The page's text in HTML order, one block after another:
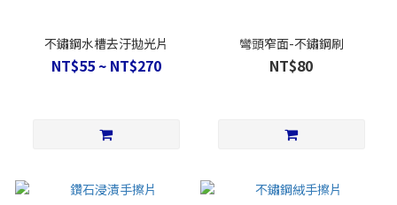
不鏽鋼水槽去汙拋光片
NT$55 ~ NT$270
彎頭窄面-不鏽鋼刷
NT$80